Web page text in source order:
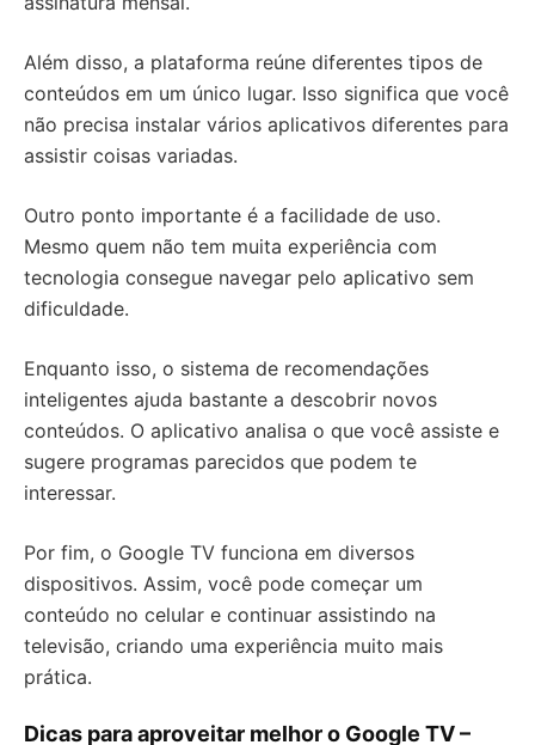
Além disso, a plataforma reúne diferentes tipos de
conteúdos em um único lugar. Isso significa que você
não precisa instalar vários aplicativos diferentes para
assistir coisas variadas.
Outro ponto importante é a facilidade de uso.
Mesmo quem não tem muita experiência com
tecnologia consegue navegar pelo aplicativo sem
dificuldade.
Enquanto isso, o sistema de recomendações
inteligentes ajuda bastante a descobrir novos
conteúdos. O aplicativo analisa o que você assiste e
sugere programas parecidos que podem te
interessar.
Por fim, o Google TV funciona em diversos
dispositivos. Assim, você pode começar um
conteúdo no celular e continuar assistindo na
televisão, criando uma experiência muito mais
prática.
Dicas para aproveitar melhor o Google TV –